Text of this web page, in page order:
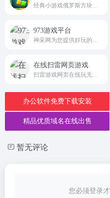
973游戏平台
在线扫雷网页游戏
办公软件免费下载安装
精品优质域名在线出售
暂无评论
您必须登录